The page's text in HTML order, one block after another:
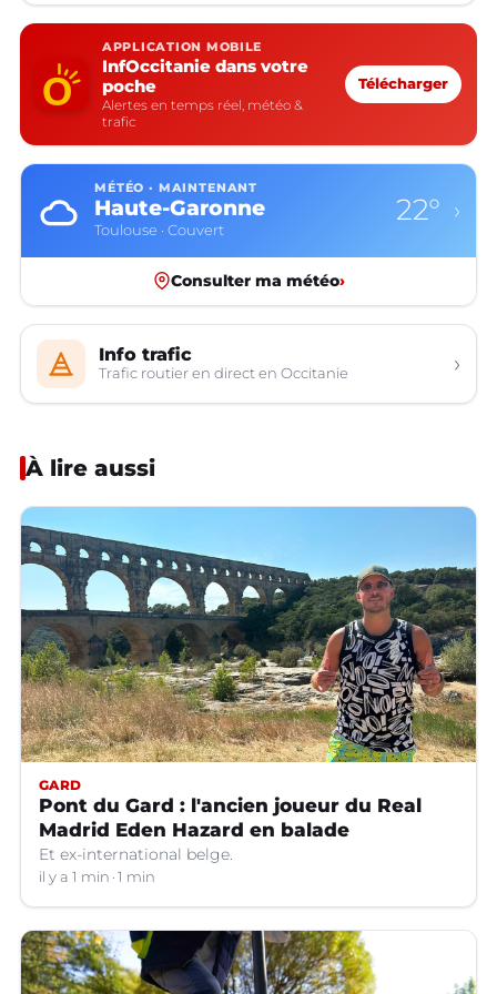
APPLICATION MOBILE
InfOccitanie dans votre
poche
Alertes en temps réel, météo &
trafic
Télécharger
MÉTÉO · MAINTENANT
Haute-Garonne
Toulouse · Couvert
22° ›
Consulter ma météo›
Info trafic
Trafic routier en direct en Occitanie ›
À lire aussi
GARD
Pont du Gard : l'ancien joueur du Real
Madrid Eden Hazard en balade
Et ex-international belge.
il y a 1 min 1 min